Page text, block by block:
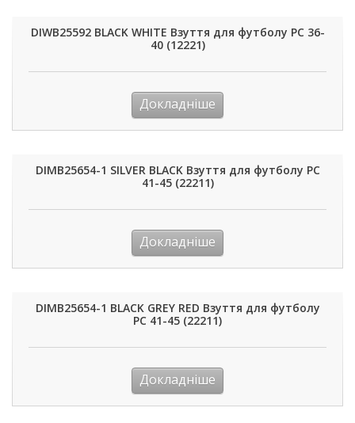
DIWB25592 BLACK WHITE Взуття для футболу РС 36-
40 (12221)
Докладніше
DIMB25654-1 SILVER BLACK Взуття для футболу РС
41-45 (22211)
Докладніше
DIMB25654-1 BLACK GREY RED Взуття для футболу
РС 41-45 (22211)
Докладніше